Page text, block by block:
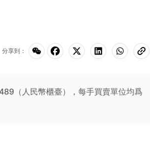
分享到：
（人民幣櫃臺），每手買賣單位均爲